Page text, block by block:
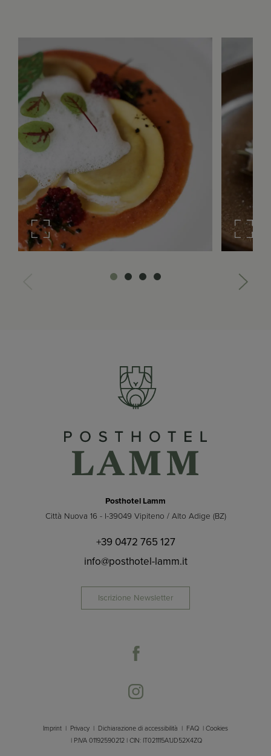
Posthotel Lamm
Città Nuova 16 - I-39049 Vipiteno / Alto Adige (BZ)
+39 0472 765 127
info@posthotel-lamm.it
Iscrizione Newsletter
Imprint | Privacy | Dichiarazione di accessibilità | FAQ |Cookies
| P.IVA 01192590212 | CIN: IT021115A1JD52X4ZQ